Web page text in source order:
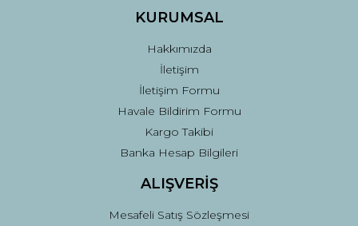
Ürün fiyatı diğer sitelerden daha pahalı.
Gönder
KURUMSAL
Hakkımızda
İletişim
İletişim Formu
Havale Bildirim Formu
Kargo Takibi
Banka Hesap Bilgileri
ALIŞVERİŞ
Mesafeli Satış Sözleşmesi